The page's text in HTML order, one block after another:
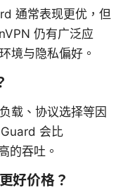
通常表现更优，但
仍有广泛应
境与隐私偏好。
载、协议选择等因
会比
的吞吐。
好价格？